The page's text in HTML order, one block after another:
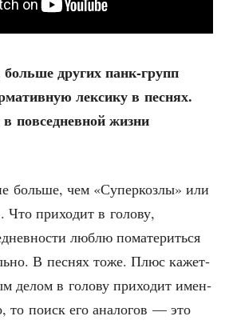
дру­гих панк-групп
лек­си­ку в пес­нях.
повсе­днев­ной жиз­ни
боль­ше, чем «Супер­коз­лы» или
при­хо­дит в голо­ву,
люб­лю пома­те­рить­ся
В пес­нях тоже. Плюс кажет­
делом в голо­ву при­хо­дит имен­
то поиск его ана­ло­гов — это